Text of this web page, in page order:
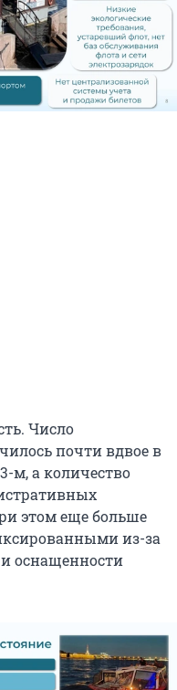
Число
почти вдвое в
м, а количество
этом еще больше
из-за
оснащенности